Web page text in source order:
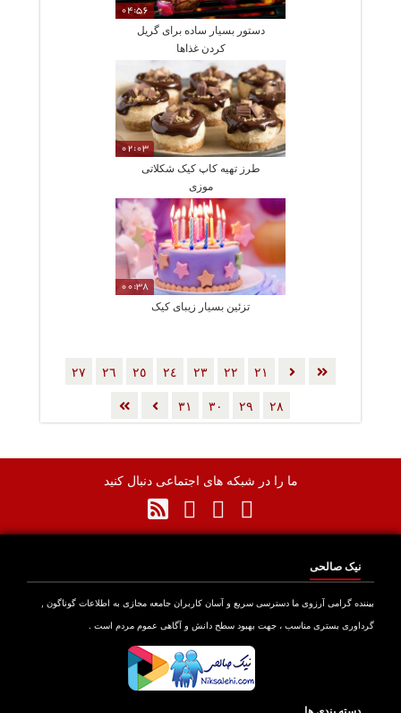
04:56
دستور بسیار ساده برای گریل
کردن غذاها
02:03
طرز تهیه کاپ کیک شکلاتی
موزی
00:38
تزئین بسیار زیبای کیک
٢١ ٢٢ ٢٣ ٢٤ ٢٥ ٢٦ ٢٧
٢٨ ٢٩ ٣٠ ٣١
ما را در شبکه های اجتماعی دنبال کنید
نیک صالحی
بیننده گرامی آرزوی ما دسترسی سریع و آسان کاربران جامعه مجازی به اطلاعات گوناگون ,
گرداوری بستری مناسب ، جهت بهبود سطح دانش و آگاهی عموم مردم است .